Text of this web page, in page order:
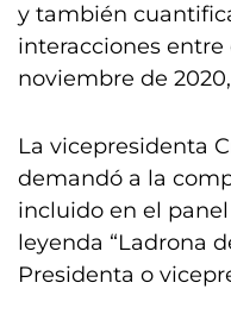
y también
interacciones entre
noviembre de
La vicepresidenta
demandó a la
incluido en el
leyenda “Ladrona
Presidenta o